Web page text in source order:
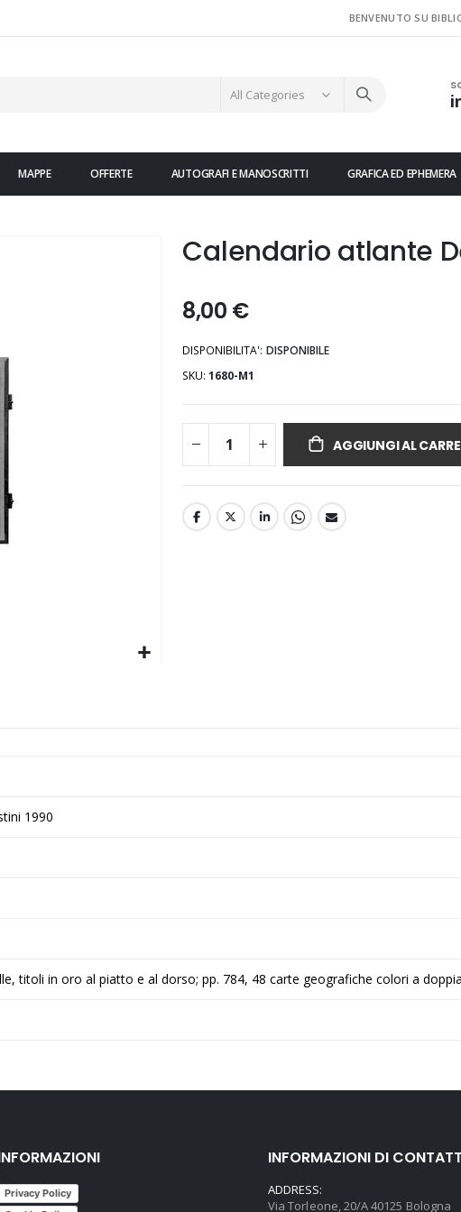
BENVENUTO SU
MAPPE OFFERTE AUTOGRAFI E MANOSCRITTI GRAFICA ED EPHEMERA
Calendario atlante
8,00 €
DISPONIBILITA': DISPONIBILE
SKU 1680-M1
AGGIUNGI AL
1990
titoli in oro al piatto e al dorso; pp. 784, 48 carte geografiche colori a
Privacy Policy
INFORMAZIONI DI
ADDRESS:
Via Torleone, 20/A 40125 Bologna